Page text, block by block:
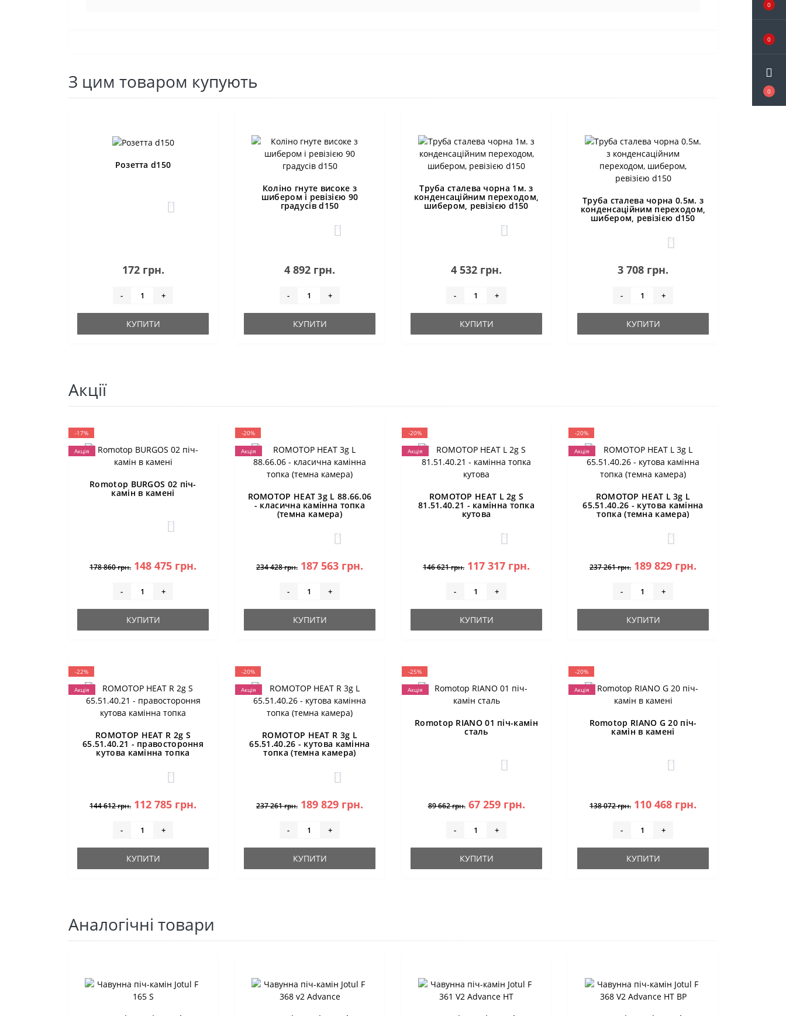
0
0
0
З цим товаром купують
Розетта d150
0
172 грн.
- +
КУПИТИ
Коліно гнуте високе з
шибером і ревізією 90
градусів d150
0
4 892 грн.
- +
КУПИТИ
Труба сталева чорна 1м. з
конденсаційним переходом,
шибером, ревізією d150
0
4 532 грн.
- +
КУПИТИ
Труба сталева чорна 0.5м. з
конденсаційним переходом,
шибером, ревізією d150
0
3 708 грн.
- +
КУПИТИ
Акції
-17%
Акція
Romotop BURGOS 02 піч-
камін в камені
3
178 860 грн. 148 475 грн.
- +
КУПИТИ
-20%
Акція
ROMOTOP HEAT 3g L 88.66.06
- класична камінна топка
(темна камера)
0
234 428 грн. 187 563 грн.
- +
КУПИТИ
-20%
Акція
ROMOTOP HEAT L 2g S
81.51.40.21 - камінна топка
кутова
0
146 621 грн. 117 317 грн.
- +
КУПИТИ
-20%
Акція
ROMOTOP HEAT L 3g L
65.51.40.26 - кутова камінна
топка (темна камера)
0
237 261 грн. 189 829 грн.
- +
КУПИТИ
-22%
Акція
ROMOTOP HEAT R 2g S
65.51.40.21 - правостороння
кутова камінна топка
0
144 612 грн. 112 785 грн.
- +
КУПИТИ
-20%
Акція
ROMOTOP HEAT R 3g L
65.51.40.26 - кутова камінна
топка (темна камера)
0
237 261 грн. 189 829 грн.
- +
КУПИТИ
-25%
Акція
Romotop RIANO 01 піч-камін
сталь
3
89 662 грн. 67 259 грн.
- +
КУПИТИ
-20%
Акція
Romotop RIANO G 20 піч-
камін в камені
3
138 072 грн. 110 468 грн.
- +
КУПИТИ
Аналогічні товари